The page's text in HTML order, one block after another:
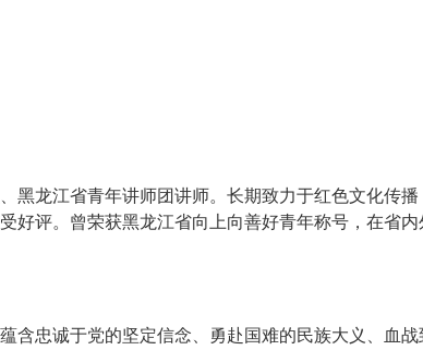
黑龙江省青年讲师团讲师。长期致力于红色文化传
好评。曾荣获黑龙江省向上向善好青年称号，在省
含忠诚于党的坚定信念、勇赴国难的民族大义、血